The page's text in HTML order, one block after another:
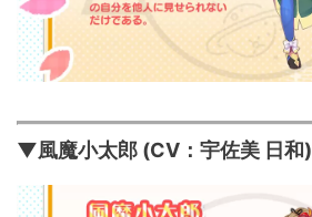
▼風魔小太郎 (CV：宇佐美 日和)